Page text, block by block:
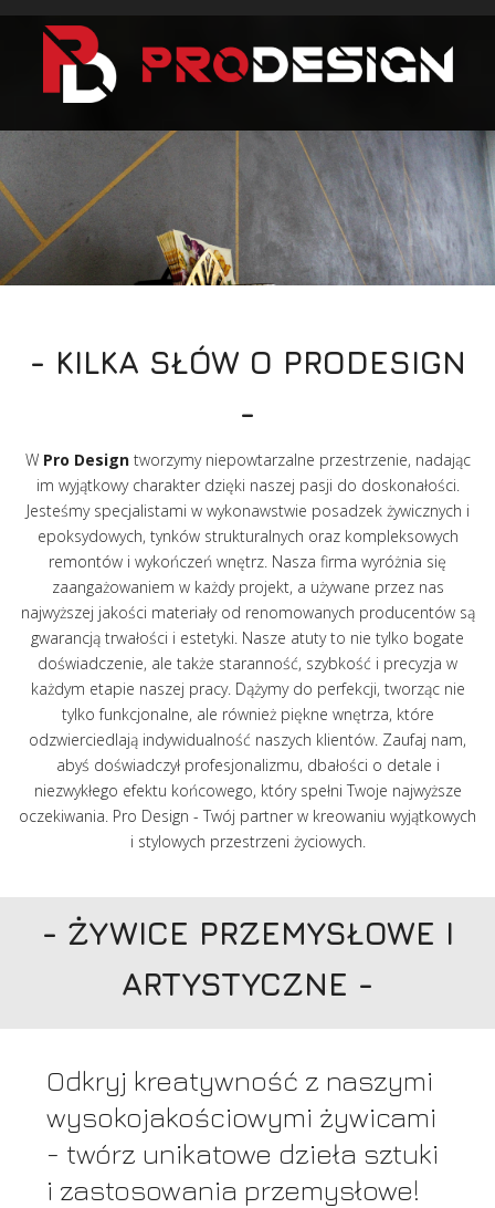
- KILKA SŁÓW O PRODESIGN
-
W Pro Designtworzymy niepowtarzalne przestrzenie, nadając
im wyjątkowy charakter dzięki naszej pasji do doskonałości.
Jesteśmy specjalistami w wykonawstwie posadzek żywicznych i
epoksydowych, tynków strukturalnych oraz kompleksowych
remontów i wykończeń wnętrz. Nasza firma wyróżnia się
zaangażowaniem w każdy projekt, a używane przez nas
najwyższej jakości materiały od renomowanych producentów są
gwarancją trwałości i estetyki. Nasze atuty to nie tylko bogate
doświadczenie, ale także staranność, szybkość i precyzja w
każdym etapie naszej pracy. Dążymy do perfekcji, tworząc nie
tylko funkcjonalne, ale również piękne wnętrza, które
odzwierciedlają indywidualność naszych klientów. Zaufaj nam,
abyś doświadczył profesjonalizmu, dbałości o detale i
niezwykłego efektu końcowego, który spełni Twoje najwyższe
oczekiwania. Pro Design - Twój partner w kreowaniu wyjątkowych
i stylowych przestrzeni życiowych.
- ŻYWICE PRZEMYSŁOWE I
ARTYSTYCZNE -
Odkryj kreatywność z naszymi
wysokojakościowymi żywicami
- twórz unikatowe dzieła sztuki
i zastosowania przemysłowe!